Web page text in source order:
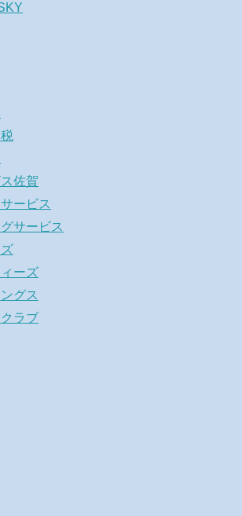
佐賀
ービス
サービス
ーズ
グス
ラブ